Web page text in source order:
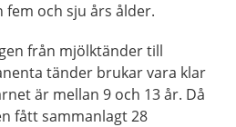
fem och sju års ålder.
från mjölktänder till
tänder brukar vara klar
är mellan 9 och 13 år. Då
fått sammanlagt 28